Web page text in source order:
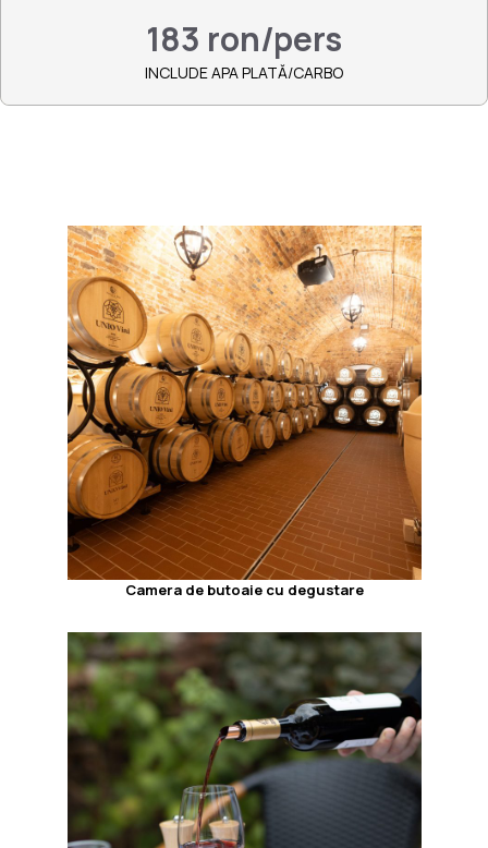
183 ron/pers
INCLUDE APA PLATĂ/CARBO
Camera de butoaie cu degustare